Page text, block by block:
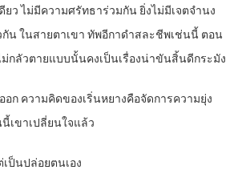
ว ไม่มีความศรัทธาร่วมกัน ยิ่งไม่มีเจตจำนง
กัน ในสายตาเขา ทัพอีกาดำสละชีพเช่นนี้ ตอน
กลัวตายแบบนั้นคงเป็นเรื่องน่าขันสิ้นดีกระมัง
ก ความคิดของเริ่นหยางคือจัดการความยุ่ง
เขาเปลี่ยนใจแล้ว
ป็นปล่อยตนเอง